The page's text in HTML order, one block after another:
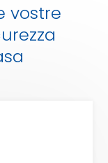
vostre